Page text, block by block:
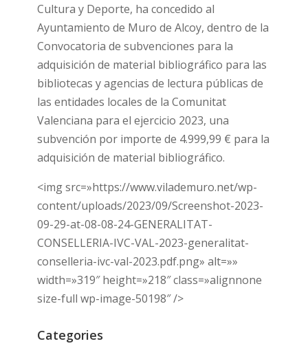
Cultura y Deporte, ha concedido al
Ayuntamiento de Muro de Alcoy, dentro de la
Convocatoria de subvenciones para la
adquisición de material bibliográfico para las
bibliotecas y agencias de lectura públicas de
las entidades locales de la Comunitat
Valenciana para el ejercicio 2023, una
subvención por importe de 4.999,99 € para la
adquisición de material bibliográfico.
<img src=»https://www.vilademuro.net/wp-
content/uploads/2023/09/Screenshot-2023-
09-29-at-08-08-24-GENERALITAT-
CONSELLERIA-IVC-VAL-2023-generalitat-
conselleria-ivc-val-2023.pdf.png» alt=»»
width=»319″ height=»218″ class=»alignnone
size-full wp-image-50198″ />
Categories